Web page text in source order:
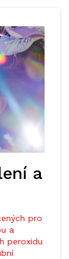
a
pro
a
peroxidu